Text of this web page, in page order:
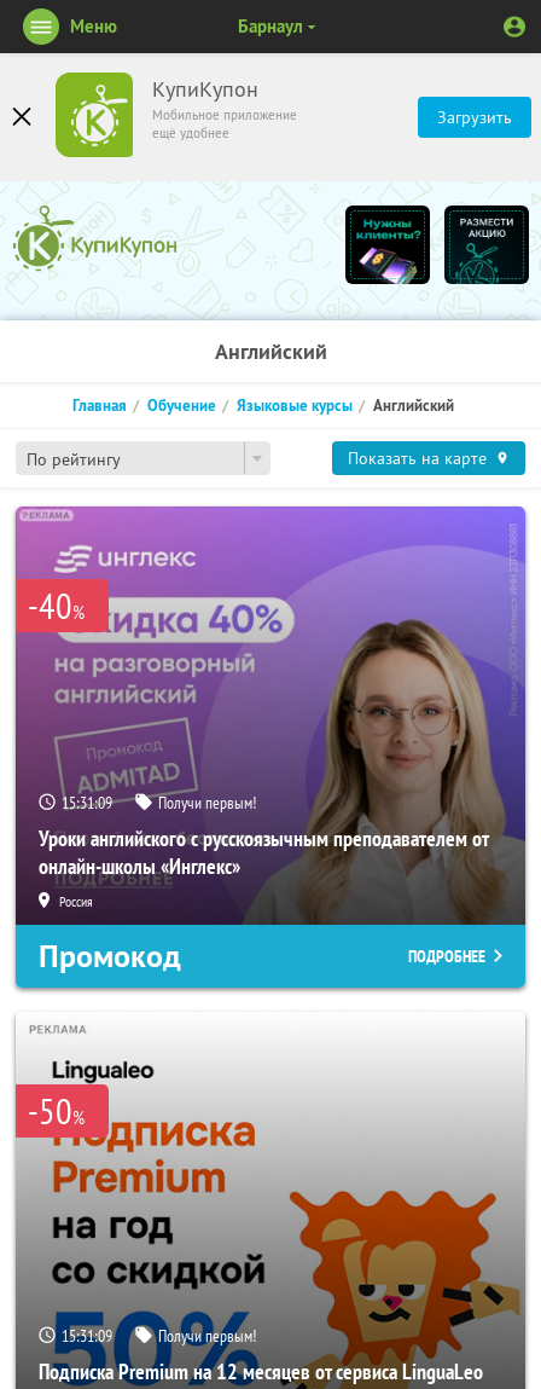
КупиКупон
Мобильное приложение
ещё удобнее
Загрузить
Меню Барнаул
Английский
По рейтингу
Главная Обучение Языковые курсы Английский
Показать на карте
-40%
15:31:09 Получи первым!
Уроки английского с русскоязычным преподавателем от
онлайн-школы «Инглекс»
Россия
Промокод ПОДРОБНЕЕ
-50%
15:31:09 Получи первым!
Подписка Premium на 12 месяцев от сервиса LinguaLeo